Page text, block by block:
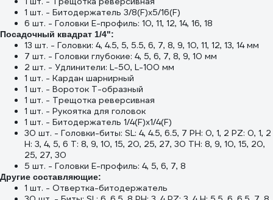
1 шт. - Битодержатель 3/8(F)x5/16(F)
6 шт. - Головки Е-профиль: 10, 11, 12, 14, 16, 18
Посадочный квадрат 1/4":
13 шт. - Головки: 4, 4.5, 5, 5.5, 6, 7, 8, 9, 10, 11, 12, 13, 14 мм
7 шт. - Головки глубокие: 4, 5, 6, 7, 8, 9, 10 мм
2 шт. - Удлинители: L-50, L-100 мм
1 шт. - Кардан шарнирный
1 шт. - Вороток Т-образный
1 шт. - Трещотка реверсивная
1 шт. - Рукоятка для головок
1 шт. - Битодержатель 1/4(F)x1/4(F)
30 шт. - Головки-биты: SL: 4, 4.5, 6.5, 7 PH: 0, 1, 2 PZ: 0, 1, 2
H: 3, 4, 5, 6 T: 8, 9, 10, 15, 20, 25, 27, 30 TH: 8, 9, 10, 15, 20,
25, 27, 30
5 шт. - Головки Е-профиль: 4, 5, 6, 7, 8
Другие составляющие:
1 шт. - Отвертка-битодержатель